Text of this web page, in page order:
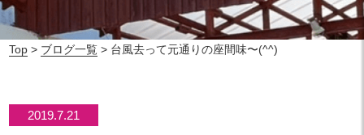
Top > ブログ一覧 > 台風去って元通りの座間味〜(^^)
2019.7.21